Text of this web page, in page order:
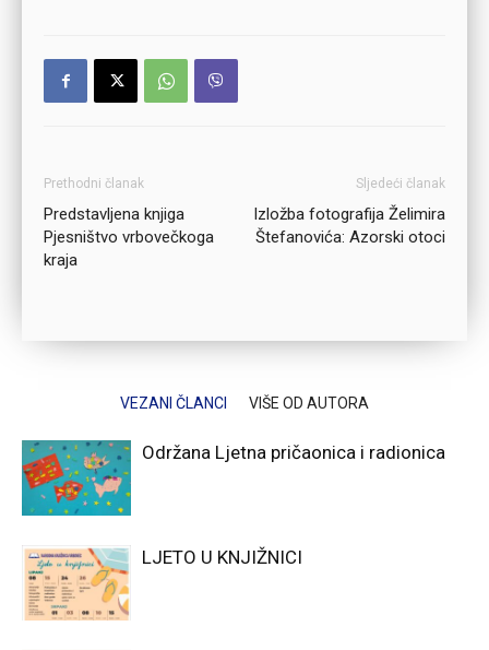
Prethodni članak
Predstavljena knjiga
Pjesništvo vrbovečkoga
kraja
Sljedeći članak
Izložba fotografija Želimira
Štefanovića: Azorski otoci
VEZANI ČLANCI VIŠE OD AUTORA
Održana Ljetna pričaonica i radionica
LJETO U KNJIŽNICI